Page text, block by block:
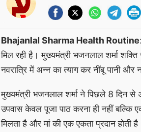
Bhajanlal Sharma Health Routine
मिल रही है। मुख्यमंत्री भजनलाल शर्मा
नवरात्रि में अन्न का त्याग कर नींबू पानी और
मुख्यमंत्री भजनलाल शर्मा ने पिछले 8 दिन से
उपवास केवल पूजा पाठ करना ही नहीं
मिलता है और मां की एक एकता प्रदान